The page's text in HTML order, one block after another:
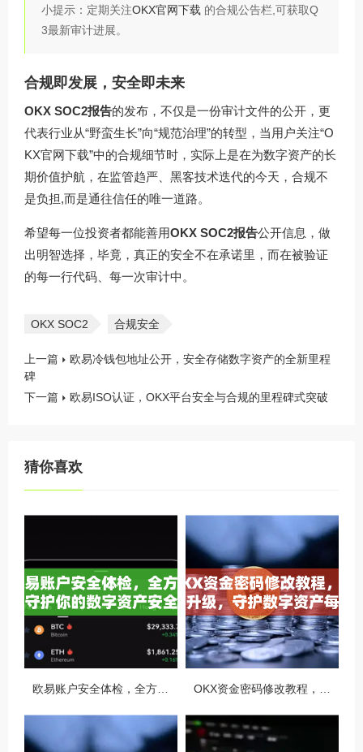
小提示：定期关注OKX官网下载 的合规公告栏,可获取Q
3最新审计进展。
合规即发展，安全即未来
OKX SOC2报告的发布，不仅是一份审计文件的公开，更
代表行业从“野蛮生长”向“规范治理”的转型，当用户关注“O
KX官网下载”中的合规细节时，实际上是在为数字资产的长
期价值护航，在监管趋严、黑客技术迭代的今天，合规不
是负担,而是通往信任的唯一道路。
希望每一位投资者都能善用OKX SOC2报告公开信息，做
出明智选择，毕竟，真正的安全不在承诺里，而在被验证
的每一行代码、每一次审计中。
OKX SOC2 合规安全
上一篇
欧易冷钱包地址公开，安全存储数字资产的全新里程
碑
下一篇
欧易ISO认证，OKX平台安全与合规的里程碑式突破
猜你喜欢